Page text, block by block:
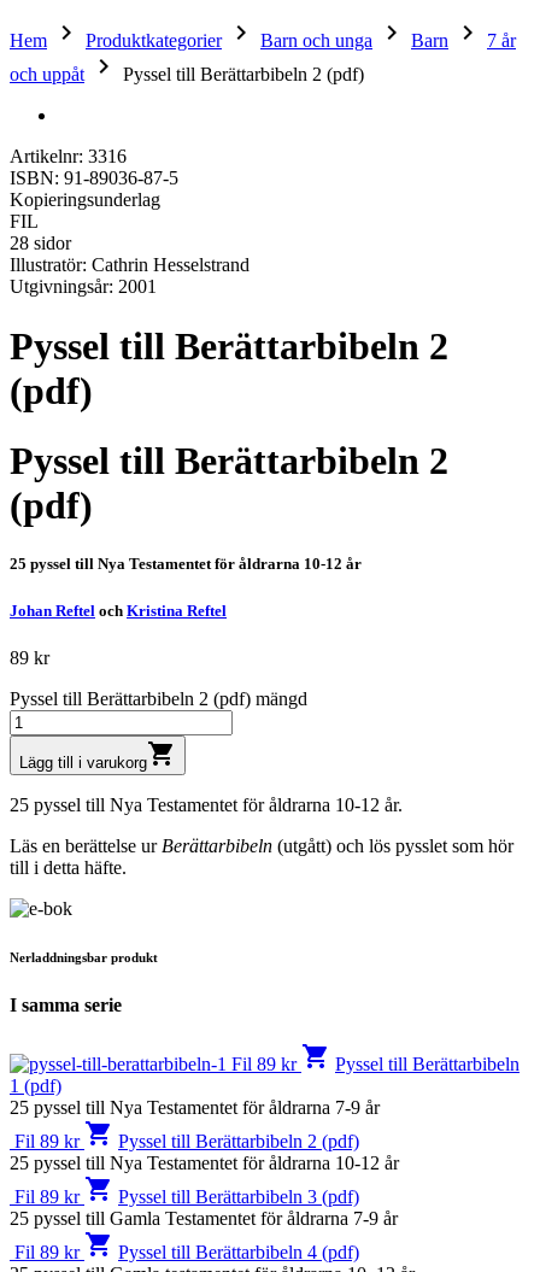
Hem keyboard_arrow_right Produktkategorier keyboard_arrow_right Barn och unga keyboard_arrow_right Barn keyboard_arrow_right
7 år
och uppåt
keyboard_arrow_right Pyssel till Berättarbibeln 2 (pdf)
Artikelnr: 3316
ISBN: 91-89036-87-5
Kopieringsunderlag
FIL
28 sidor
Illustratör: Cathrin Hesselstrand
Utgivningsår: 2001
Pyssel till Berättarbibeln 2
(pdf)
Pyssel till Berättarbibeln 2
(pdf)
25 pyssel till Nya Testamentet för åldrarna 10-12 år
Johan Reftel och Kristina Reftel
89 kr
Pyssel till Berättarbibeln 2 (pdf) mängd
Lägg till i varukorgshopping_cart
25 pyssel till Nya Testamentet för åldrarna 10-12 år.
Läs en berättelse ur Berättarbibeln (utgått) och lös pysslet som hör
till i detta häfte.
Nerladdningsbar produkt
I samma serie
Fil 89 kr shopping_cart Pyssel till Berättarbibeln
1 (pdf)
25 pyssel till Nya Testamentet för åldrarna 7-9 år
Fil 89 kr shopping_cart Pyssel till Berättarbibeln 2 (pdf)
25 pyssel till Nya Testamentet för åldrarna 10-12 år
Fil 89 kr shopping_cart Pyssel till Berättarbibeln 3 (pdf)
25 pyssel till Gamla Testamentet för åldrarna 7-9 år
Fil 89 kr shopping_cart Pyssel till Berättarbibeln 4 (pdf)